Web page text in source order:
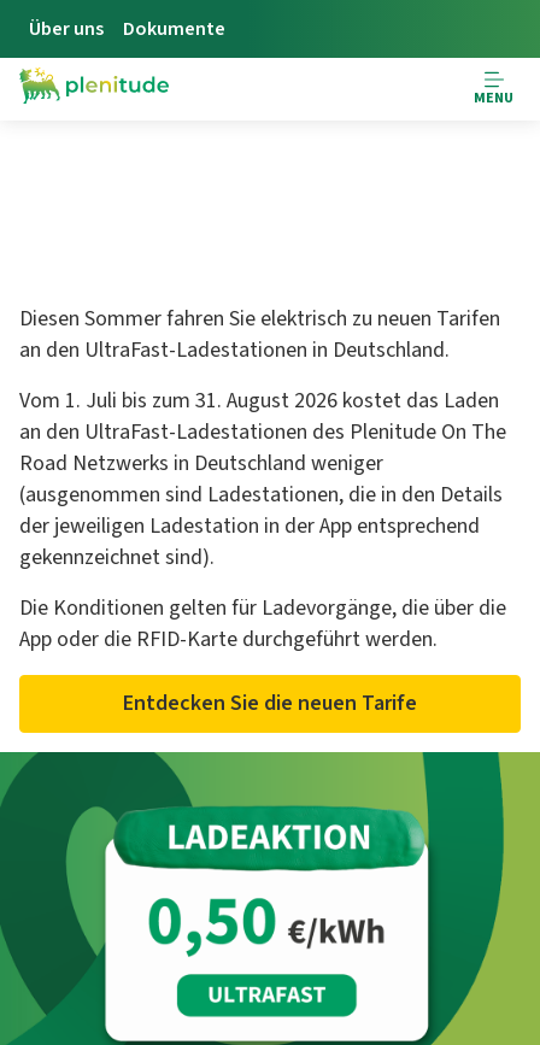
Über uns Dokumente
MENU
Diesen Sommer fahren Sie elektrisch zu neuen Tarifen
an den UltraFast-Ladestationen in Deutschland.
Vom 1. Juli bis zum 31. August 2026 kostet das Laden
an den UltraFast-Ladestationen des Plenitude On The
Road Netzwerks in Deutschland weniger
(ausgenommen sind Ladestationen, die in den Details
der jeweiligen Ladestation in der App entsprechend
gekennzeichnet sind).
Die Konditionen gelten für Ladevorgänge, die über die
App oder die RFID-Karte durchgeführt werden.
Entdecken Sie die neuen Tarife